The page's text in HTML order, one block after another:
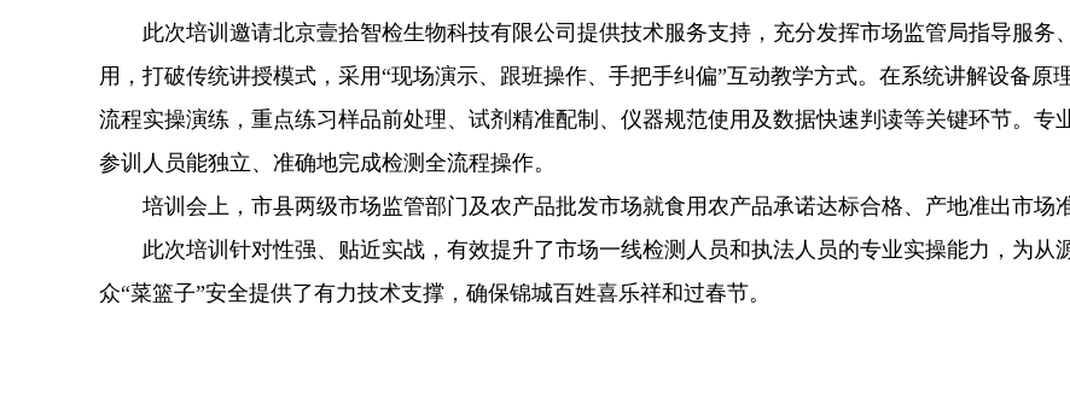
此次培训邀请北京壹拾智检生物科技有限公司提供技术服务支持，充分发挥市场监管局指导服务
用，打破传统讲授模式，采用“现场演示、跟班操作、手把手纠偏”互动教学方式。在系统讲解设备原
流程实操演练，重点练习样品前处理、试剂精准配制、仪器规范使用及数据快速判读等关键环节。专
参训人员能独立、准确地完成检测全流程操作。
培训会上，市县两级市场监管部门及农产品批发市场就食用农产品承诺达标合格、产地准出市场
此次培训针对性强、贴近实战，有效提升了市场一线检测人员和执法人员的专业实操能力，为从
众“菜篮子”安全提供了有力技术支撑，确保锦城百姓喜乐祥和过春节。